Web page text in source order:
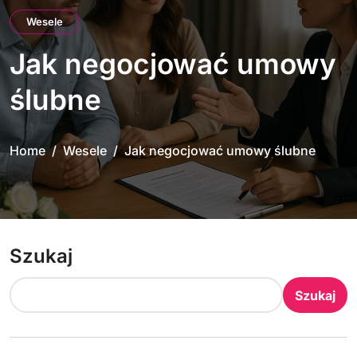
Wesele
Jak negocjować umowy
ślubne
Home Wesele Jak negocjować umowy ślubne
Szukaj
Szukaj